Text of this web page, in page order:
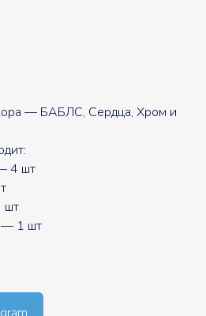
— БАБЛС, Сердца, Хром и
4 шт
шт
— 1 шт